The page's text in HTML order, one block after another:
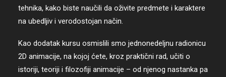
tehnika, kako biste naučili da oživite predmete i karaktere
na ubedljiv i verodostojan način.
Kao dodatak kursu osmislili smo jednonedeljnu radionicu
2D animacije, na kojoj ćete, kroz praktični rad, učiti o
istoriji, teoriji i filozofiji animacije – od njenog nastanka pa